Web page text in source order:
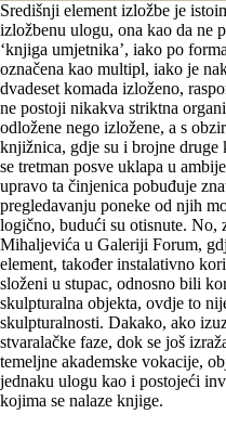
Središnji element izložbe je
izložbenu ulogu, ona kao da ne
‘knjiga umjetnika’, iako po
označena kao multipl, iako je
dvadeset komada izloženo,
ne postoji nikakva striktna
odložene nego izložene, a s
knjižnica, gdje su i brojne
se tretman posve uklapa u
upravo ta činjenica pobuđuje
pregledavanju poneke od njih
logično, budući su otisnute. No,
Mihaljevića u Galeriji Forum,
element, također instalativno
složeni u stupac, odnosno bili
skulpturalna objekta, ovdje to
skulpturalnosti. Dakako, ako
stvaralačke faze, dok se još
temeljne akademske vokacije,
jednaku ulogu kao i postojeći
kojima se nalaze knjige.